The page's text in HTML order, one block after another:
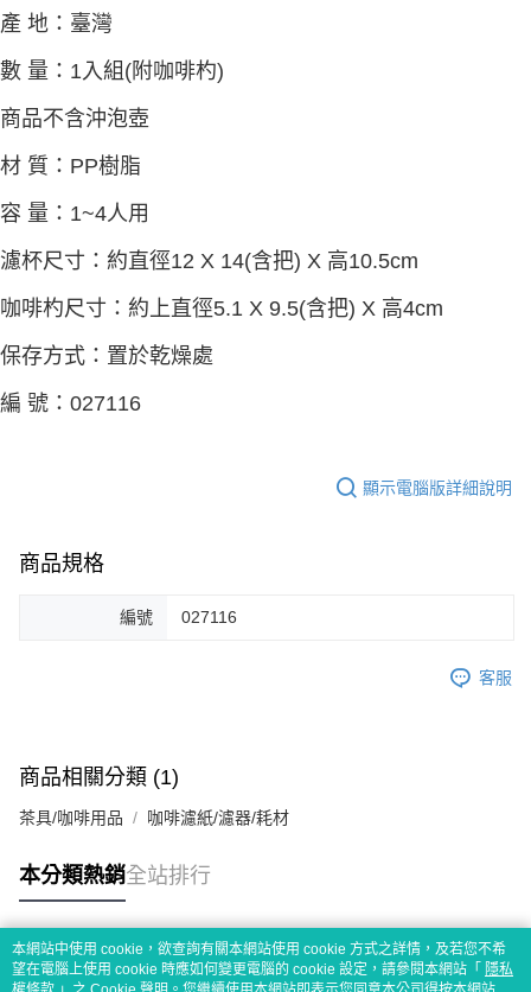
產 地：臺灣
數 量：1入組(附咖啡杓)
商品不含沖泡壺
材 質：PP樹脂
容 量：1~4人用
濾杯尺寸：約直徑12 X 14(含把) X 高10.5cm
咖啡杓尺寸：約上直徑5.1 X 9.5(含把) X 高4cm
保存方式：置於乾燥處
編 號：027116
顯示電腦版詳細說明
商品規格
編號 027116
客服
商品相關分類 (1)
茶具/咖啡用品 咖啡濾紙/濾器/耗材
本分類熱銷全站排行
熱門標籤
本網站中使用 cookie，欲查詢有關本網站使用 cookie 方式之詳情，及若您不希
望在電腦上使用 cookie 時應如何變更電腦的 cookie 設定，請參閱本網站「 隱私